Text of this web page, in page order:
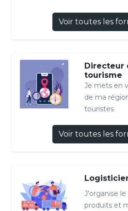
Voir toutes les
Directeur
tourisme
Je mets en
de ma
touristes
Voir toutes les
J'organise
produits et